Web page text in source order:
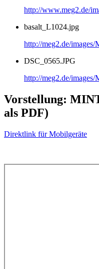
http://www.meg2.de/
basalt_L1024.jpg
http://meg2.de/
DSC_0565.JPG
http://meg2.de/
Vorstellung:
als PDF)
Direktlink für Mobilgeräte